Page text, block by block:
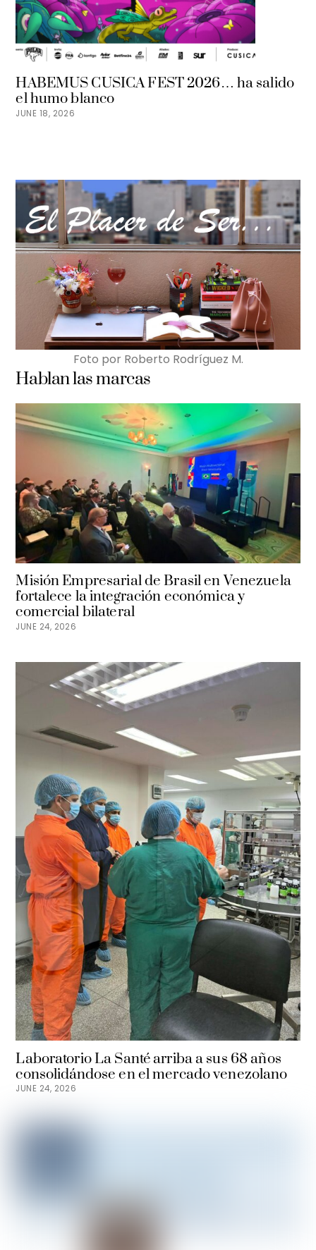
JUNE 18, 2026
HABEMUS CUSICA FEST 2026… ha salido
el humo blanco
Foto por Roberto Rodríguez M.
Hablan las marcas
JUNE 24, 2026
Misión Empresarial de Brasil en Venezuela
fortalece la integración económica y
comercial bilateral
JUNE 24, 2026
Laboratorio La Santé arriba a sus 68 años
consolidándose en el mercado venezolano